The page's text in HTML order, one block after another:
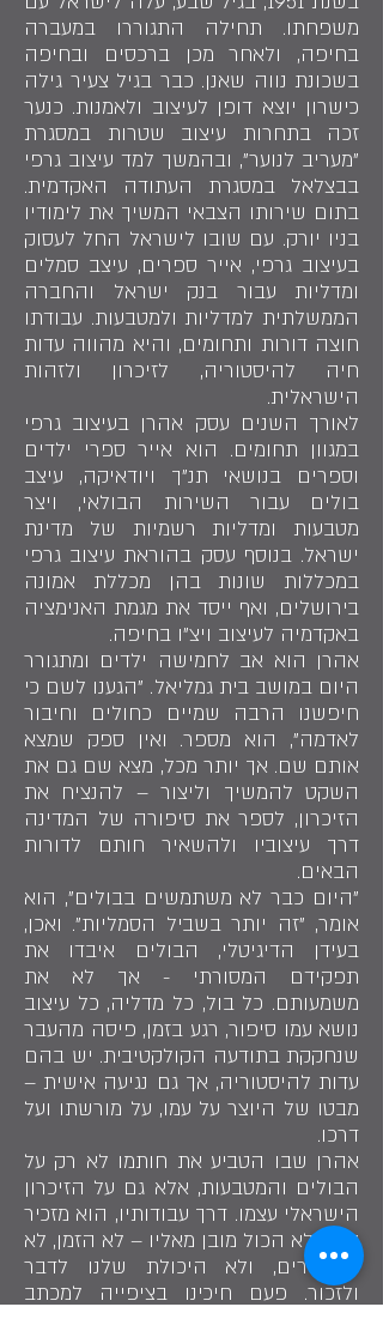
משפחתו. תחילה התגוררו במעברה
בחיפה, ולאחר מכן ברכסים ובחיפה
בשכונת נווה שאנן. כבר בגיל צעיר גילה
כישרון יוצא דופן לעיצוב ולאמנות. כנער
זכה בתחרות עיצוב שטרות במסגרת
"מעריב לנוער", ובהמשך למד עיצוב גרפי
בבצלאל במסגרת העתודה האקדמית.
בתום שירותו הצבאי המשיך את לימודיו
בניו יורק. עם שובו לישראל החל לעסוק
בעיצוב גרפי, אייר ספרים, עיצב סמלים
ומדליות עבור בנק ישראל והחברה
הממשלתית למדליות ולמטבעות. עבודתו
חוצה דורות ותחומים, והיא מהווה עדות
חיה להיסטוריה, לזיכרון ולזהות
הישראלית.
לאורך השנים עסק אהרן בעיצוב גרפי
במגוון תחומים. הוא אייר ספרי ילדים
וספרים בנושאי תנ"ך ויודאיקה, עיצב
בולים עבור השירות הבולאי, ויצר
מטבעות ומדליות רשמיות של מדינת
ישראל. בנוסף עסק בהוראת עיצוב גרפי
במכללות שונות בהן מכללת אמונה
בירושלים, ואף ייסד את מגמת האנימציה
באקדמיה לעיצוב ויצ"ו בחיפה.
אהרן הוא אב לחמישה ילדים ומתגורר
היום במושב בית גמליאל. "הגענו לשם כי
חיפשנו הרבה שמיים כחולים וחיבור
לאדמה", הוא מספר. ואין ספק שמצא
אותם שם. אך יותר מכל, מצא שם גם את
השקט להמשיך וליצור – להנציח את
הזיכרון, לספר את סיפורה של המדינה
דרך עיצוביו ולהשאיר חותם לדורות
הבאים.
"היום כבר לא משתמשים בבולים", הוא
אומר, "זה יותר בשביל הסמליות". ואכן,
בעידן הדיגיטלי, הבולים איבדו את
תפקידם המסורתי - אך לא את
משמעותם. כל בול, כל מדליה, כל עיצוב
נושא עמו סיפור, רגע בזמן, פיסה מהעבר
שנחקקת בתודעה הקולקטיבית. יש בהם
עדות להיסטוריה, אך גם נגיעה אישית –
מבטו של היוצר על עמו, על מורשתו ועל
דרכו.
אהרן שבו הטביע את חותמו לא רק על
הבולים והמטבעות, אלא גם על הזיכרון
הישראלי עצמו. דרך עבודותיו, הוא מזכיר
לנו שלא הכול מובן מאליו – לא הזמן, לא
הסיפורים, ולא היכולת שלנו לדבר
ולזכור. פעם חיכינו בציפייה למכתב